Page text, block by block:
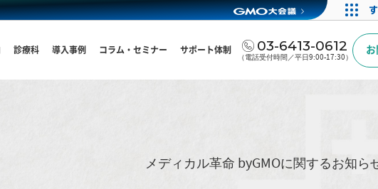
診療科 導入事例 コラム・セミナー サポート体制 03-6413-0612
（電話受付時間／平日9:00-17:30）
お
メディカル革命 byGMOに関するお知ら